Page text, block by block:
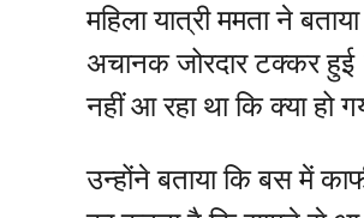
महिला यात्री ममता ने
अचानक जोरदार टक्कर
नहीं आ रहा था कि क्या हो
उन्होंने बताया कि बस में